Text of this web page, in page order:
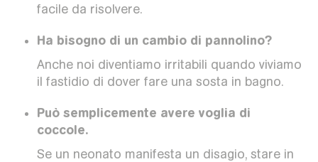
facile da risolvere.
Ha bisogno di un cambio di pannolino?
Anche noi diventiamo irritabili quando viviamo
il fastidio di dover fare una sosta in bagno.
Può semplicemente avere voglia di
coccole.
Se un neonato manifesta un disagio, stare in